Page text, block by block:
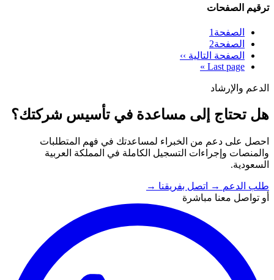
ترقيم الصفحات
الصفحة 1
الصفحة2
الصفحة التالية ››
Last page
»
الدعم والإرشاد
هل تحتاج إلى مساعدة في تأسيس شركتك؟
احصل على دعم من الخبراء لمساعدتك في فهم المتطلبات
والمنصات وإجراءات التسجيل الكاملة في المملكة العربية
السعودية.
طلب الدعم → اتصل بفريقنا →
أو تواصل معنا مباشرة